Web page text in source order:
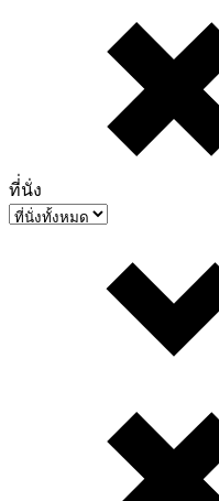
ที่่นั่ง